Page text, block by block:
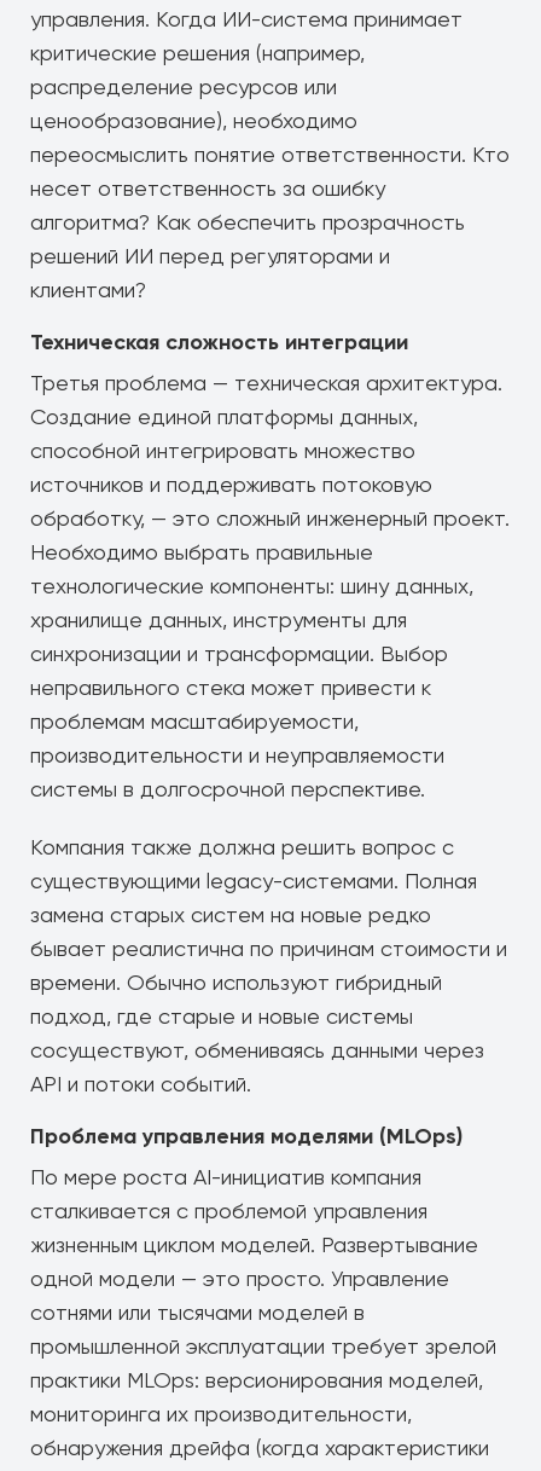
управления. Когда ИИ-система принимает
критические решения (например,
распределение ресурсов или
ценообразование), необходимо
переосмыслить понятие ответственности. Кто
несет ответственность за ошибку
алгоритма? Как обеспечить прозрачность
решений ИИ перед регуляторами и
клиентами?
Техническая сложность интеграции
Третья проблема — техническая архитектура.
Создание единой платформы данных,
способной интегрировать множество
источников и поддерживать потоковую
обработку, — это сложный инженерный проект.
Необходимо выбрать правильные
технологические компоненты: шину данных,
хранилище данных, инструменты для
синхронизации и трансформации. Выбор
неправильного стека может привести к
проблемам масштабируемости,
производительности и неуправляемости
системы в долгосрочной перспективе.
Компания также должна решить вопрос с
существующими legacy-системами. Полная
замена старых систем на новые редко
бывает реалистична по причинам стоимости и
времени. Обычно используют гибридный
подход, где старые и новые системы
сосуществуют, обмениваясь данными через
API и потоки событий.
Проблема управления моделями (MLOps)
По мере роста AI-инициатив компания
сталкивается с проблемой управления
жизненным циклом моделей. Развертывание
одной модели — это просто. Управление
сотнями или тысячами моделей в
промышленной эксплуатации требует зрелой
практики MLOps: версионирования моделей,
мониторинга их производительности,
обнаружения дрейфа (когда характеристики